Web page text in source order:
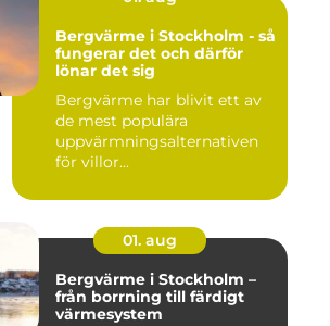
Bergvärme i Stockholm - så
fungerar det och därför
lönar det sig
Bergvärme har blivit ett av
de mest populära
uppvärmningsalternativen
för villor...
01. aug
Bergvärme i Stockholm –
från borrning till färdigt
värmesystem